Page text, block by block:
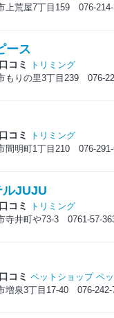
上荒屋7丁目159 076-
ース
コミ
トリミング
もりの里3丁目239 076-
コミ
トリミング
間明町1丁目210 076-
JUJU
コミ
トリミング
寺井町や73-3 0761-57-
コミ ペットショップ ペ
増泉3丁目17-40 076-242-